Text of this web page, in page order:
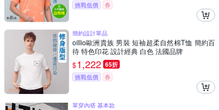
挑戰低價 券
簡約設計單品
oillio歐洲貴族 男裝 短袖超柔自然棉T恤 簡約百
待 特色印花 設計經典 白色 法國品牌
$1,222 65折
挑戰低價 券
單穿內搭 基本款